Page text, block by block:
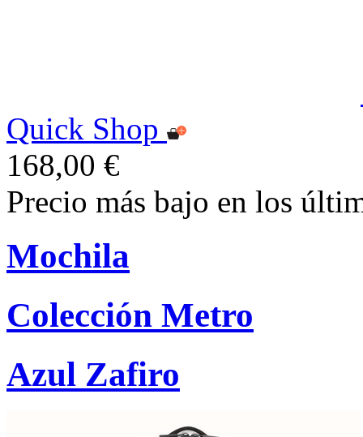
Quick Shop
168,00 €
Precio más bajo en los
Mochila
Colección Metro
Azul Zafiro